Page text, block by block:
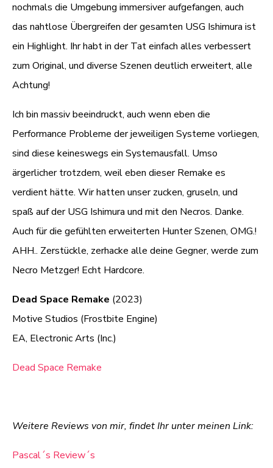
nochmals die Umgebung immersiver aufgefangen, auch
das nahtlose Übergreifen der gesamten USG Ishimura ist
ein Highlight. Ihr habt in der Tat einfach alles verbessert
zum Original, und diverse Szenen deutlich erweitert, alle
Achtung!
Ich bin massiv beeindruckt, auch wenn eben die
Performance Probleme der jeweiligen Systeme vorliegen,
sind diese keineswegs ein Systemausfall. Umso
ärgerlicher trotzdem, weil eben dieser Remake es
verdient hätte. Wir hatten unser zucken, gruseln, und
spaß auf der USG Ishimura und mit den Necros. Danke.
Auch für die gefühlten erweiterten Hunter Szenen, OMG.!
AHH.. Zerstückle, zerhacke alle deine Gegner, werde zum
Necro Metzger! Echt Hardcore.
Dead Space Remake (2023)
Motive Studios (Frostbite Engine)
EA, Electronic Arts (Inc.)
Dead Space Remake
Weitere Reviews von mir, findet Ihr unter meinen Link:
Pascal´s Review´s